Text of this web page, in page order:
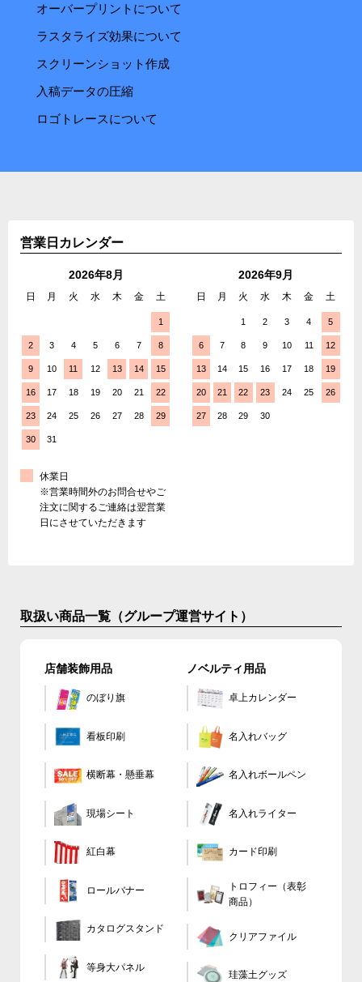
オーバープリントについて
ラスタライズ効果について
スクリーンショット作成
入稿データの圧縮
ロゴトレースについて
営業日カレンダー
2026年8月
日 月 火 水 木 金 土
1
2 3 4 5 6 7 8
9 10 11 12 13 14 15
16 17 18 19 20 21 22
23 24 25 26 27 28 29
30 31
2026年9月
日 月 火 水 木 金 土
1 2 3 4 5
6 7 8 9 10 11 12
13 14 15 16 17 18 19
20 21 22 23 24 25 26
27 28 29 30
休業日
※営業時間外のお問合せやご
注文に関するご連絡は翌営業
日にさせていただきます
取扱い商品一覧（グループ運営サイト）
店舗装飾用品
のぼり旗
看板印刷
横断幕・懸垂幕
現場シート
紅白幕
ロールバナー
カタログスタンド
等身大パネル
ノベルティ用品
卓上カレンダー
名入れバッグ
名入れボールペン
名入れライター
カード印刷
トロフィー（表彰
商品）
クリアファイル
珪藻土グッズ